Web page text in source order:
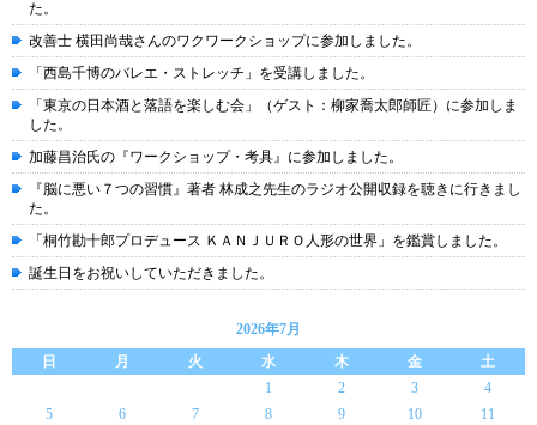
た。
改善士 横田尚哉さんのワクワークショップに参加しました。
「西島千博のバレエ・ストレッチ」を受講しました。
「東京の日本酒と落語を楽しむ会」（ゲスト：柳家喬太郎師匠）に参加しま
した。
加藤昌治氏の『ワークショップ・考具』に参加しました。
『脳に悪い７つの習慣』著者 林成之先生のラジオ公開収録を聴きに行きまし
た。
「桐竹勘十郎プロデュース ＫＡＮＪＵＲＯ人形の世界」を鑑賞しました。
誕生日をお祝いしていただきました。
2026年7月
日
月 火 水 木 金
土
1
2 3
4
5
6 7 8 9 10
11